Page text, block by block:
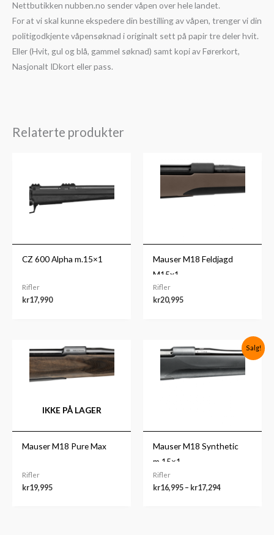
Nettbutikken nubben.no sender våpen over hele landet.
For at vi skal kunne ekspedere din bestilling av våpen, trenger vi din
politigodkjente våpensøknad i originalt sett på papir tre deler hvit.
Eller (Hvit, gul og blå, gammel søknad) samt kopi av Førerkort,
Nasjonalt IDkort eller pass.
Relaterte produkter
CZ 600 Alpha m.15×1
Rifler
kr17,990
Mauser M18 Feldjagd
M15x1
Rifler
kr20,995
IKKE PÅ LAGER
Mauser M18 Pure Max
Rifler
kr19,995
Salg!
Mauser M18 Synthetic
m.15×1
Rifler
kr16,995 – kr17,294
Prisområde:
kr16,995
kr17,294